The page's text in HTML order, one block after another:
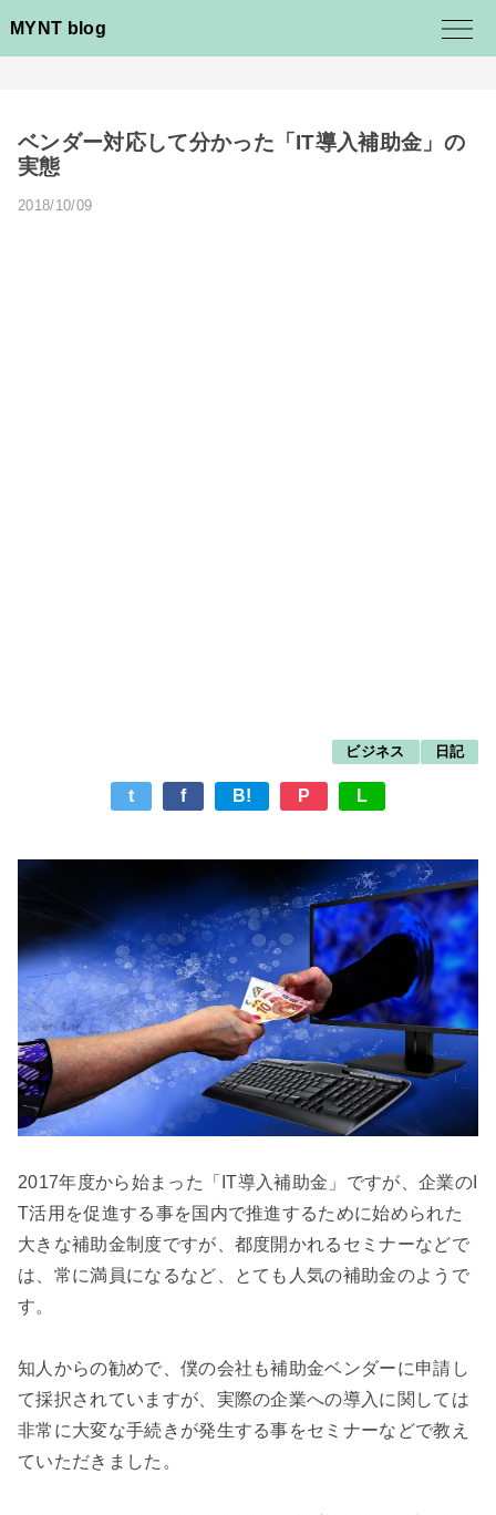
MYNT blog
ベンダー対応して分かった「IT導入補助金」の
実態
2018/10/09
ビジネス 日記
t f B! P L
2017年度から始まった「IT導入補助金」ですが、企業のI
T活用を促進する事を国内で推進するために始められた
大きな補助金制度ですが、都度開かれるセミナーなどで
は、常に満員になるなど、とても人気の補助金のようで
す。
知人からの勧めで、僕の会社も補助金ベンダーに申請し
て採択されていますが、実際の企業への導入に関しては
非常に大変な手続きが発生する事をセミナーなどで教え
ていただきました。